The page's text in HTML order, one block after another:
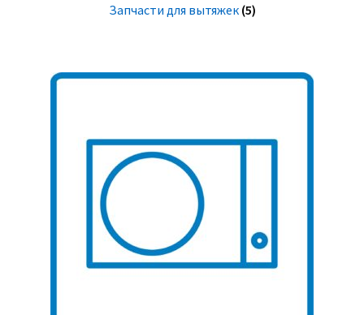
Запчасти для вытяжек (5)